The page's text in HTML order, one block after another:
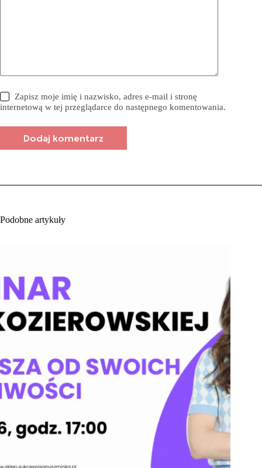
Zapisz moje imię i nazwisko, adres e-mail i stronę
internetową w tej przeglądarce do następnego komentowania.
Dodaj komentarz
Podobne artykuły